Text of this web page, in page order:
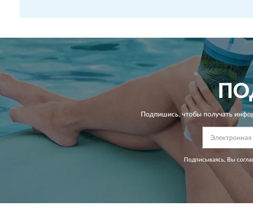
Подпишись, чтобы получать
Подписываясь, Вы